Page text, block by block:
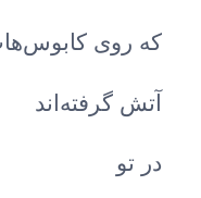
که روی
آتش گرفته‌اند
در تو